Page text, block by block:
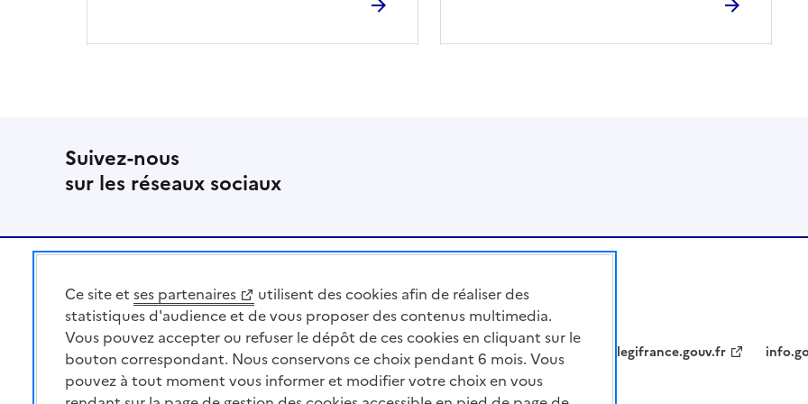
Suivez-nous
sur les réseaux sociaux
Pied de page
MINISTÈRE
DE L'AGRICULTURE
DE L'AGRO-ALIMENTAIRE
ET DE LA SOUVERAINETÉ
ALIMENTAIRE
legifrance.gouv.fr
Ce site et ses partenaires
utilisent des cookies afin de réaliser des
statistiques d'audience et de vous proposer des contenus multimedia.
Vous pouvez accepter ou refuser le dépôt de ces cookies en cliquant sur le
bouton correspondant. Nous conservons ce choix pendant 6 mois. Vous
pouvez à tout moment vous informer et modifier votre choix en vous